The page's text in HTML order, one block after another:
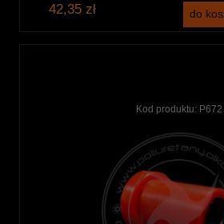
42,35 zł do
Kod produktu: P672